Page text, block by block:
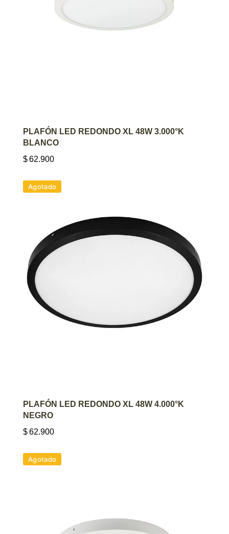
AGREGAR AL CARRITO
PLAFÓN LED REDONDO XL 48W 3.000°K
BLANCO
$62.900
Agotado
AGREGAR AL CARRITO
PLAFÓN LED REDONDO XL 48W 4.000°K
NEGRO
$62.900
Agotado